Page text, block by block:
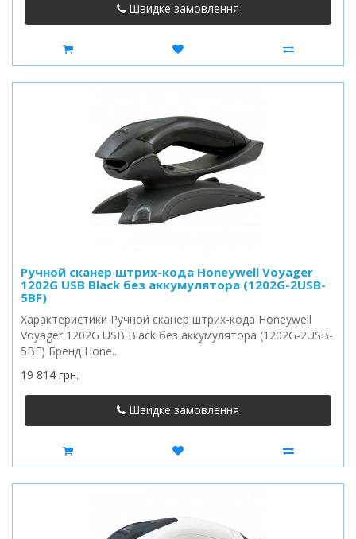
Швидке замовлення
Ручной сканер штрих-кода Honeywell Voyager
1202G USB Black без аккумулятора (1202G-2USB-
5BF)
Характеристики Ручной сканер штрих-кода Honeywell
Voyager 1202G USB Black без аккумулятора (1202G-2USB-
5BF) Бренд Hone..
19 814 грн.
Швидке замовлення